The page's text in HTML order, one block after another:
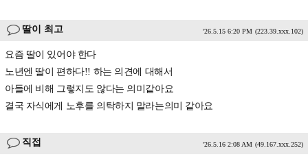
딸이 최고 '26.5.15 6:20 PM (223.39.xxx.102)
요즘 딸이 있어야 한다
노년엔 딸이 편하다!! 하는 의견에 대해서
아들에 비해 그렇지도 않다는 의미같아요
결국 자식에게 노후를 의탁하지 말라는의미 같아요
직접 '26.5.16 2:08 AM (49.167.xxx.252)